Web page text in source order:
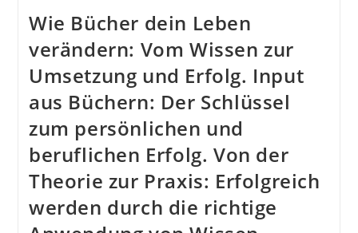
Wie Bücher dein Leben
verändern: Vom Wissen zur
Umsetzung und Erfolg. Input
aus Büchern: Der Schlüssel
zum persönlichen und
beruflichen Erfolg. Von der
Theorie zur Praxis: Erfolgreich
werden durch die richtige